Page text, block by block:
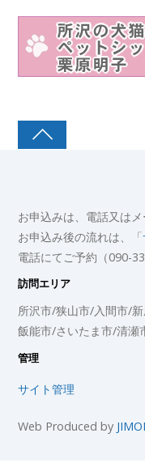
お申込みは、電話又はメ
お申込み後の流れは、「
電話にてご予約（090-
訪問エリア
所沢市/狭山市/入間市/
飯能市/さいたま市/清瀬
管理
サイト管理
Web Produced by